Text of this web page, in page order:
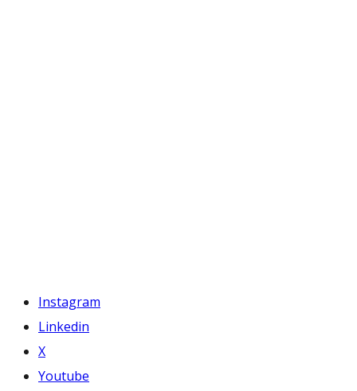
Instagram
Linkedin
X
Youtube